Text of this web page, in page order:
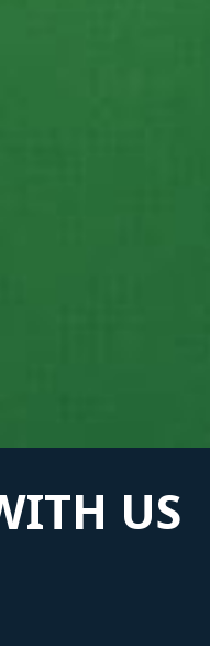
US